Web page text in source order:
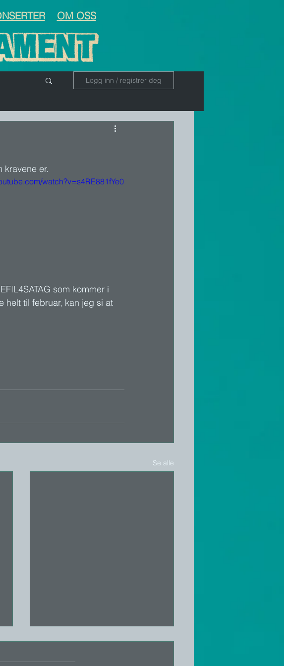
OM OSS
Logg inn / registrer deg
kravene er.
watch?v=s4RE881fYe0
som kommer i
helt til februar, kan jeg si at
Se alle